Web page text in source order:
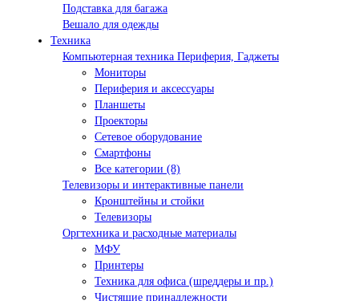
Подставка для багажа
Вешало для одежды
Техника
Компьютерная техника Периферия, Гаджеты
Мониторы
Периферия и аксессуары
Планшеты
Проекторы
Сетевое оборудование
Смартфоны
Все категории (8)
Телевизоры и интерактивные панели
Кронштейны и стойки
Телевизоры
Оргтехника и расходные материалы
МФУ
Принтеры
Техника для офиса (шреддеры и пр.)
Чистящие принадлежности